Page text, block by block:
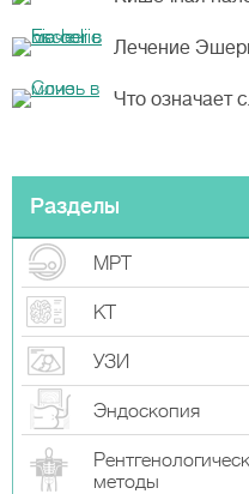
Лечение
Что означает
Разделы
МРТ
КТ
УЗИ
Эндоскопия
методы